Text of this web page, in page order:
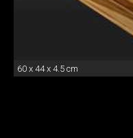
60 x 44 x 4.5 cm